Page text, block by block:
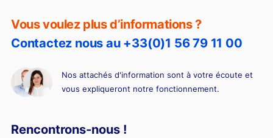
Vous voulez plus d’informations ?
Contactez nous au +33(0)1 56 79 11 00
Nos attachés d'information sont à votre écoute et
vous expliqueront notre fonctionnement.
Rencontrons-nous !